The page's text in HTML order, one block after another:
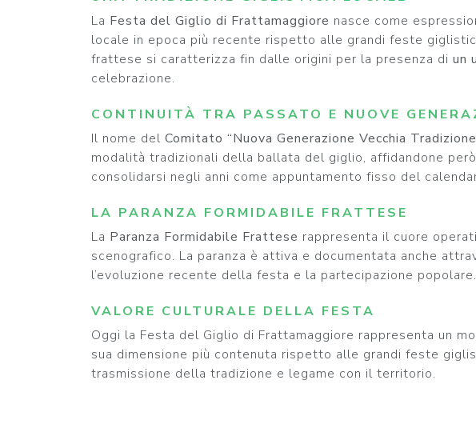
La Festa del Giglio di Frattamaggiore nasce come
locale in epoca più recente rispetto alle grandi feste
frattese si caratterizza fin dalle origini per la presenza di un
celebrazione.
CONTINUITÀ TRA PASSATO E NUOVE
Il nome del Comitato “Nuova Generazione Vecchia
modalità tradizionali della ballata del giglio, affidandone
consolidarsi negli anni come appuntamento fisso del
LA PARANZA FORMIDABILE FRATTESE
La Paranza Formidabile Frattese rappresenta il cuore
scenografico. La paranza è attiva e documentata anche
l’evoluzione recente della festa e la partecipazione popolare.
VALORE CULTURALE DELLA FESTA
Oggi la Festa del Giglio di Frattamaggiore rappresenta un
sua dimensione più contenuta rispetto alle grandi feste
trasmissione della tradizione e legame con il territorio.